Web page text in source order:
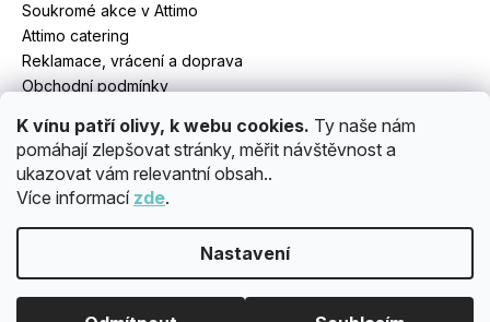
K vínu patří olivy, k webu cookies. Ty naše nám
pomáhají zlepšovat stránky, měřit návštěvnost a
ukazovat vám relevantní obsah..
Více informací zde.
Nastavení
Soukromé akce v Attimo
Attimo catering
Reklamace, vrácení a doprava
Obchodní podmínky
INSTAGRAM
Copyright 2026ATTIMO. Všechna práva vyhrazena.Upravit